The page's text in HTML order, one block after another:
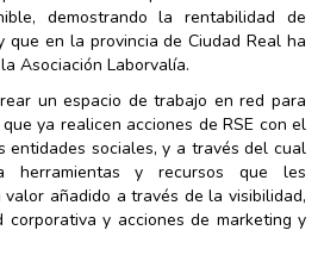
demostrando la rentabilidad de
que en la provincia de Ciudad Real ha
Asociación Laborvalía.
un espacio de trabajo en red para
ya realicen acciones de RSE con el
entidades sociales, y a través del cual
herramientas y recursos que les
añadido a través de la visibilidad,
y acciones de marketing y